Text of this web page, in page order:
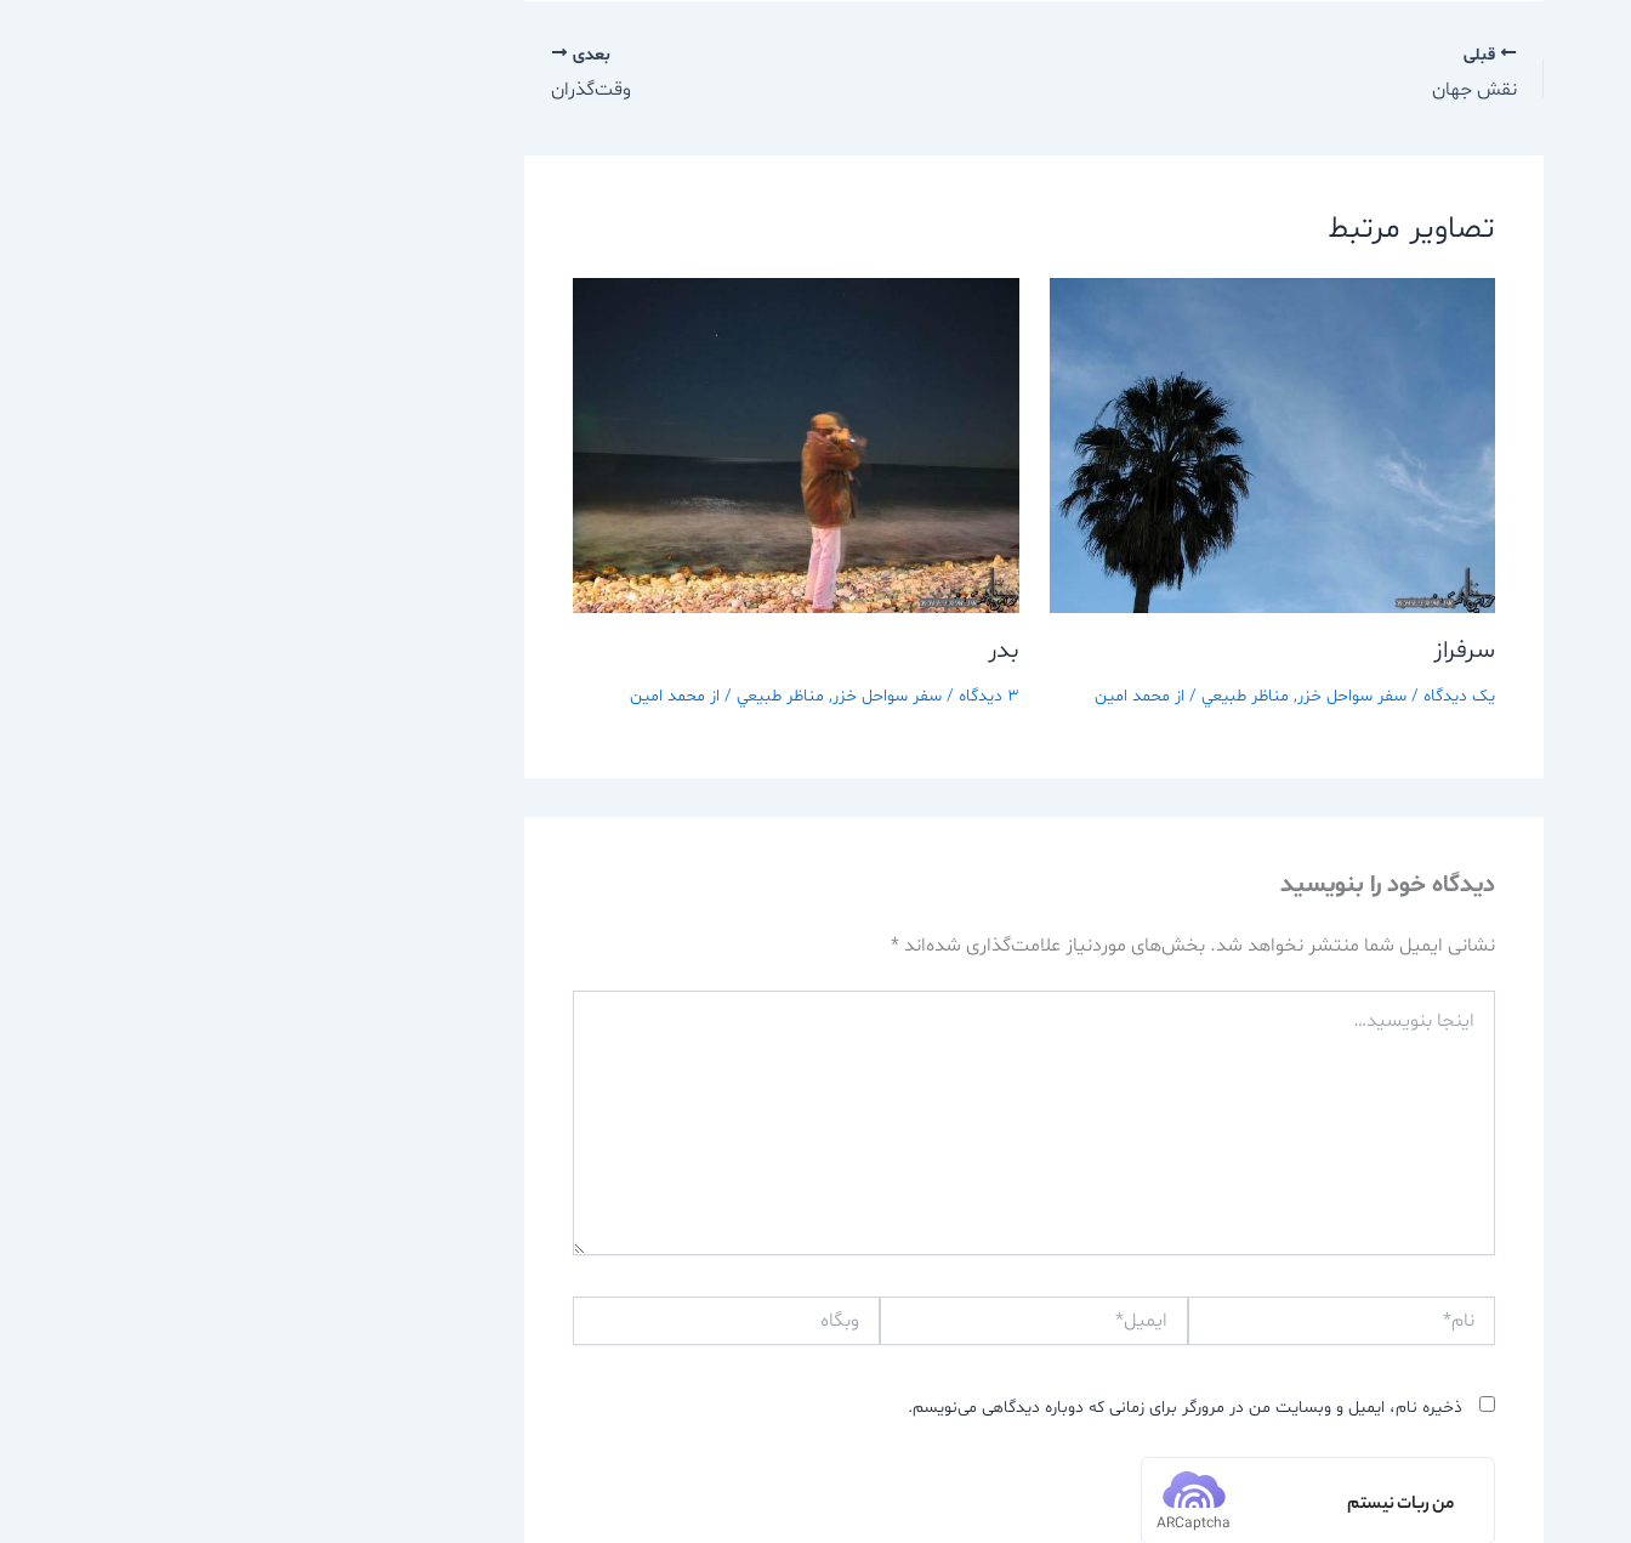
قبلی
نقش جهان
بعدی
وقت‌گذران
تصاویر مرتبط
سرفراز
یک دیدگاه / سفر سواحل خزر, مناظر طبيعي / از محمد امین
بدر
3 دیدگاه /سفر سواحل خزر, مناظر طبيعي / از محمد امین
دیدگاه‌ خود را بنویسید
نشانی ایمیل شما منتشر نخواهد شد. بخش‌های موردنیاز علامت‌گذاری شده‌اند *
بنویسید…
ذخیره نام، ایمیل و وبسایت من در مرورگر برای زمانی که دوباره دیدگاهی می‌نویسم.
من ربات نیستم
ARCaptcha